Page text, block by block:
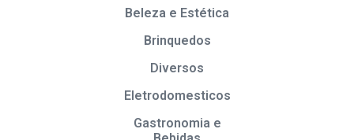
Beleza e Estética
Brinquedos
Diversos
Eletrodomesticos
Gastronomia e